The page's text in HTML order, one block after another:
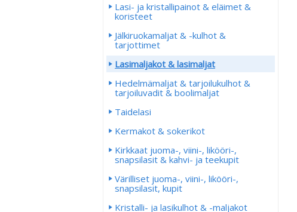
Lasi- ja kristallipainot & eläimet &
koristeet
Jälkiruokamaljat & -kulhot &
tarjottimet
Lasimaljakot & lasimaljat
Hedelmämaljat & tarjoilukulhot &
tarjoiluvadit & boolimaljat
Taidelasi
Kermakot & sokerikot
Kirkkaat juoma-, viini-, likööri-,
snapsilasit & kahvi- ja teekupit
Värilliset juoma-, viini-, likööri-,
snapsilasit, kupit
Kristalli- ja lasikulhot & -maljakot